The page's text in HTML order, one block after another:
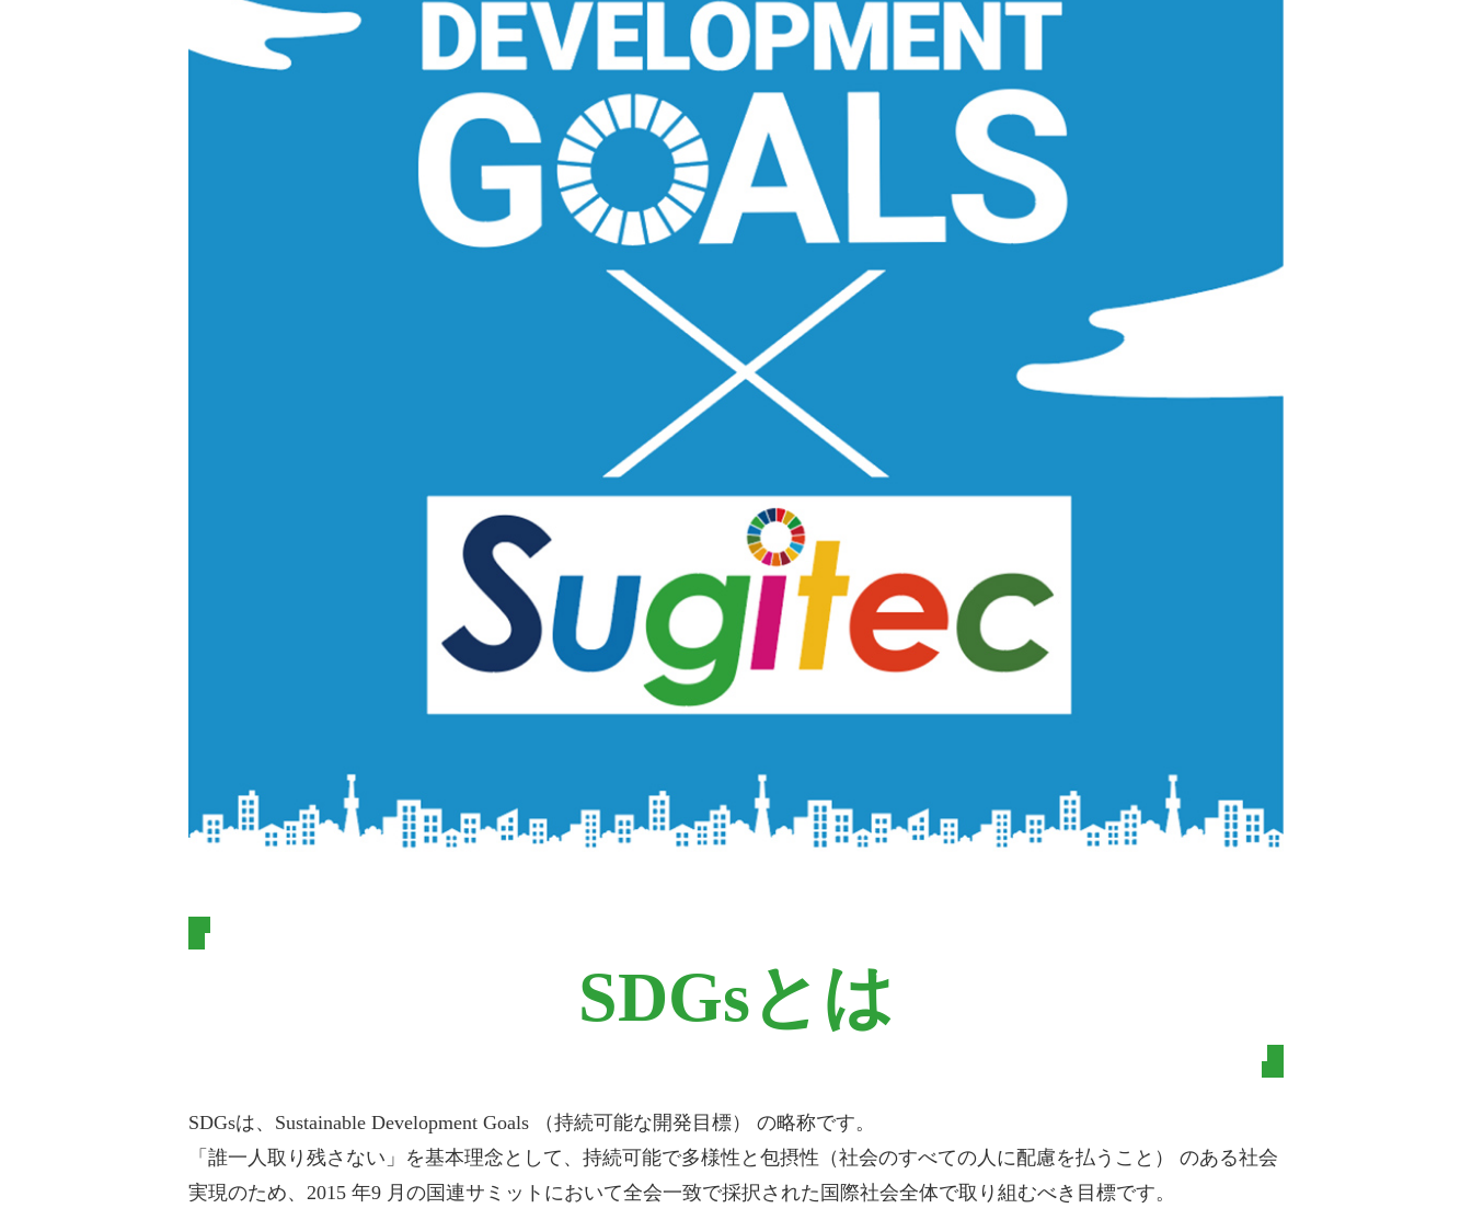
SDGsとは
SDGsは、Sustainable Development Goals （持続可能な開発目標） の略称です。
「誰一人取り残さない」を基本理念として、持続可能で多様性と包摂性（社会のすべての人に配慮を払うこと） のある社会
実現のため、2015 年9 月の国連サミットにおいて全会一致で採択された国際社会全体で取り組むべき目標です。